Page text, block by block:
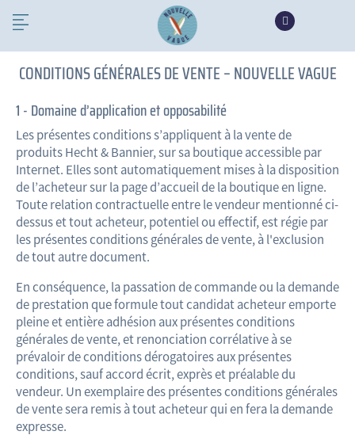
CONDITIONS GÉNÉRALES DE VENTE – NOUVELLE VAGUE
1 - Domaine d’application et opposabilité
Les présentes conditions s’appliquent à la vente de
produits Hecht & Bannier, sur sa boutique accessible par
Internet. Elles sont automatiquement mises à la disposition
de l’acheteur sur la page d’accueil de la boutique en ligne.
Toute relation contractuelle entre le vendeur mentionné ci-
dessus et tout acheteur, potentiel ou effectif, est régie par
les présentes conditions générales de vente, à l'exclusion
de tout autre document.
En conséquence, la passation de commande ou la demande
de prestation que formule tout candidat acheteur emporte
pleine et entière adhésion aux présentes conditions
générales de vente, et renonciation corrélative à se
prévaloir de conditions dérogatoires aux présentes
conditions, sauf accord écrit, exprès et préalable du
vendeur. Un exemplaire des présentes conditions générales
de vente sera remis à tout acheteur qui en fera la demande
expresse.